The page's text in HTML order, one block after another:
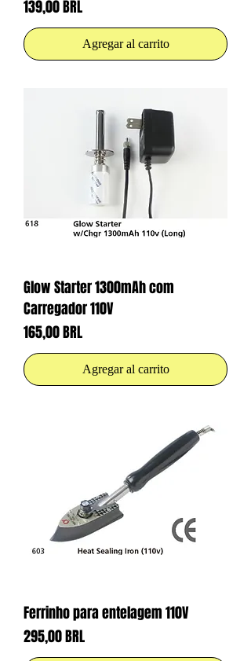
Precio
139,00 BRL
Agregar al carrito
Glow Starter 1300mAh com
Carregador 110V
Precio
165,00 BRL
Agregar al carrito
Ferrinho para entelagem 110V
Precio
295,00 BRL